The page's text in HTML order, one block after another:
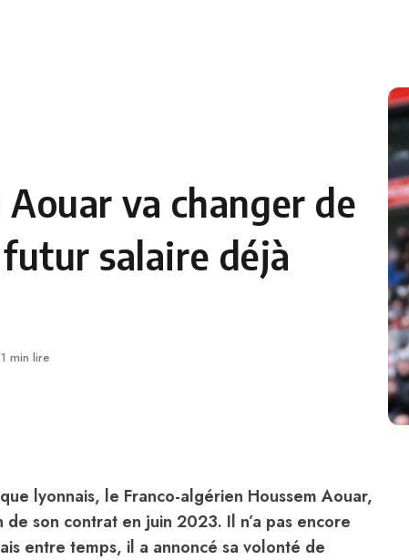
Aouar va changer de
salaire déjà
1 min lire
lyonnais, le Franco-algérien Houssem Aouar,
son contrat en juin 2023. Il n’a pas encore
entre temps, il a annoncé sa volonté de